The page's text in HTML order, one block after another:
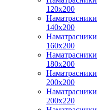
120х200
Наматрасники
140х200
Наматрасники
160х200
Наматрасники
180х200
Наматрасники
200х200
Наматрасники
200х220